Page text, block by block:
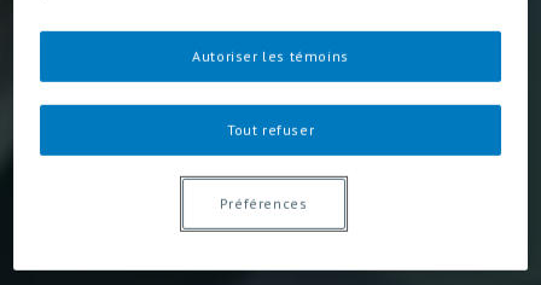
Tout refuser
Autoriser les témoins
Préférences